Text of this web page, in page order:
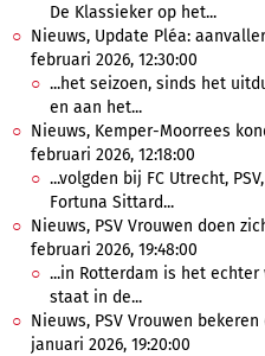
De Klassieker op het...
Nieuws, Update Pléa:
februari 2026, 12:30:00
...het seizoen, sinds het
en aan het...
Nieuws, Kemper-Moorrees
februari 2026, 12:18:00
...volgden bij FC Utrecht, PSV,
Fortuna Sittard...
Nieuws, PSV Vrouwen doen
februari 2026, 19:48:00
...in Rotterdam is het echter
staat in de...
Nieuws, PSV Vrouwen
januari 2026, 19:20:00